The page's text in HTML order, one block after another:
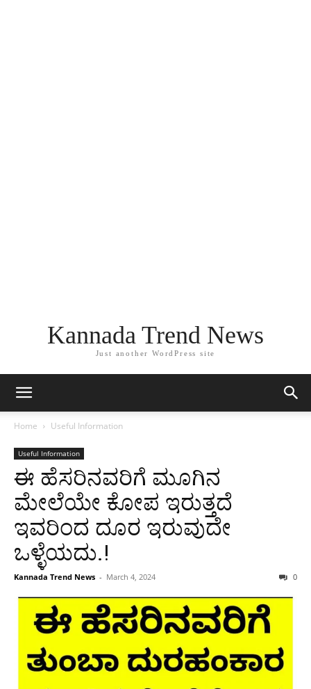
Kannada Trend News
Just another WordPress site
Home Useful Information
Useful Information
ಈ ಹೆಸರಿನವರಿಗೆ ಮೂಗಿನ
ಮೇಲೆಯೇ ಕೋಪ ಇರುತ್ತದೆ
ಇವರಿಂದ ದೂರ ಇರುವುದೇ
ಒಳ್ಳೆಯದು.!
Kannada Trend News - March 4, 2024 0